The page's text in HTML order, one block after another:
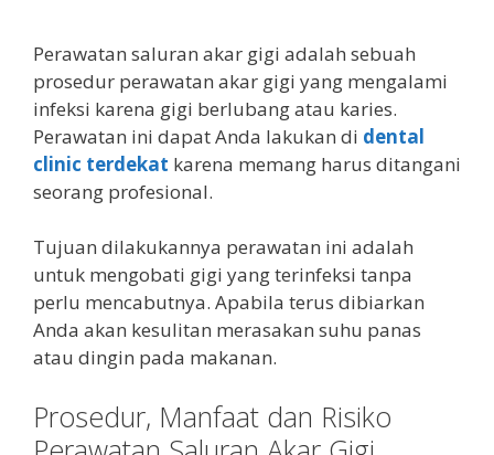
Perawatan saluran akar gigi adalah sebuah
prosedur perawatan akar gigi yang mengalami
infeksi karena gigi berlubang atau karies.
Perawatan ini dapat Anda lakukan di dental
clinic terdekat karena memang harus ditangani
seorang profesional.
Tujuan dilakukannya perawatan ini adalah
untuk mengobati gigi yang terinfeksi tanpa
perlu mencabutnya. Apabila terus dibiarkan
Anda akan kesulitan merasakan suhu panas
atau dingin pada makanan.
Prosedur, Manfaat dan Risiko